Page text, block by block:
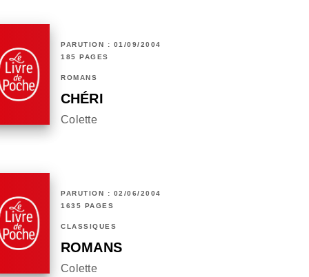
PARUTION : 01/09/2004
185 PAGES
ROMANS
CHÉRI
Colette
PARUTION : 02/06/2004
1635 PAGES
CLASSIQUES
ROMANS
Colette